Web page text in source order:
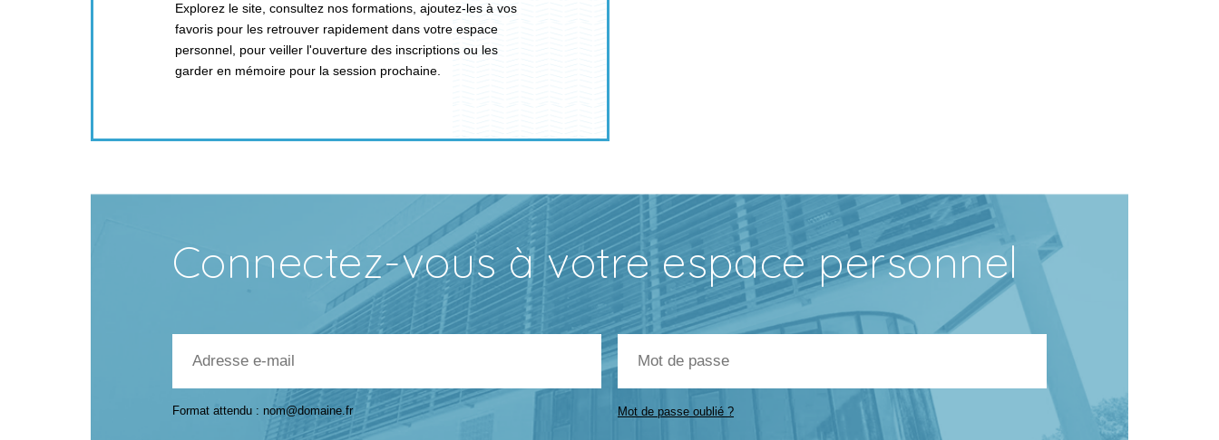
Explorez le site, consultez nos formations, ajoutez-les à vos
favoris pour les retrouver rapidement dans votre espace
personnel, pour veiller l'ouverture des inscriptions ou les
garder en mémoire pour la session prochaine.
Connectez-vous à votre espace personnel
Format attendu : nom@domaine.fr
de
passe
Mot de passe oublié ?